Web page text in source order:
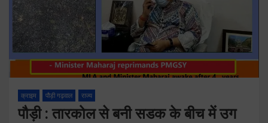
क्राइम पौड़ी गढ़वाल राज्य
पौड़ी : तारकोल से बनी सडक के बीच में उग